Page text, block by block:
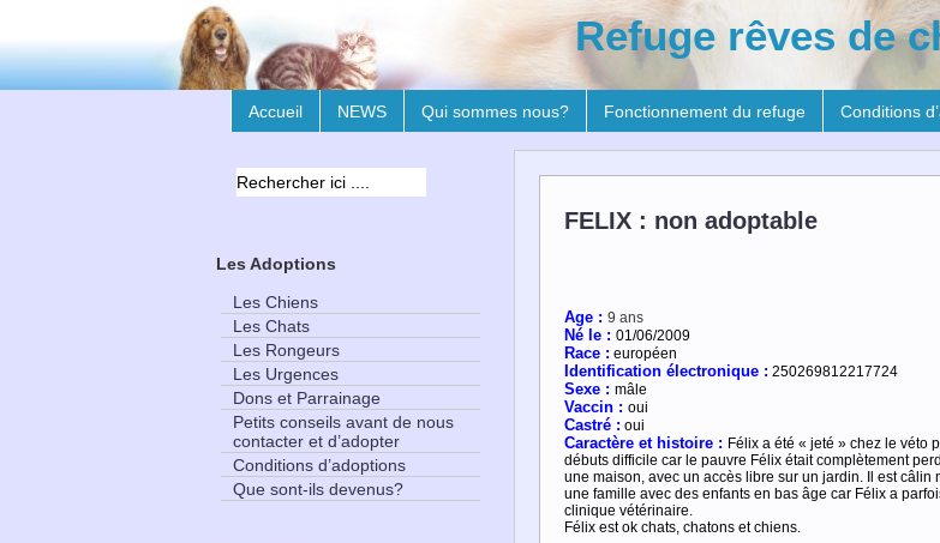
Refuge rêves de
Accueil NEWS Qui sommes nous? Fonctionnement du refuge Conditions
FELIX : non adoptable
Age : 9 ans
Né le : 01/06/2009
Race : européen
Identification électronique : 250269812217724
Sexe : mâle
Vaccin : oui
Castré : oui
Caractère et histoire : Félix a été « jeté » chez le véto
débuts difficile car le pauvre Félix était complètement
une maison, avec un accès libre sur un jardin. Il est câlin
une famille avec des enfants en bas âge car Félix a
clinique vétérinaire.
Félix est ok chats, chatons et chiens.
Les Adoptions
Les Chiens
Les Chats
Les Rongeurs
Les Urgences
Dons et Parrainage
Petits conseils avant de nous
contacter et d’adopter
Conditions d’adoptions
Que sont-ils devenus?